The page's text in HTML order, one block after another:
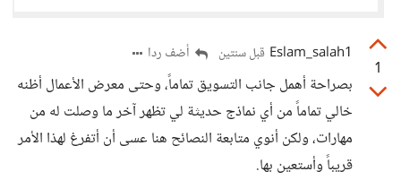
1
Eslam_salah1 قبل سنتين أضف ردا
بصراحة أهمل جانب التسويق تماماً، وحتى معرض الأعمال أظنه
خالي تماماً من أي نماذج حديثة لي تظهر آخر ما وصلت له من
مهارات، ولكن أنوي متابعة النصائح هنا عسى أن أتفرغ لهذا الأمر
قريباً وأستعين بها.